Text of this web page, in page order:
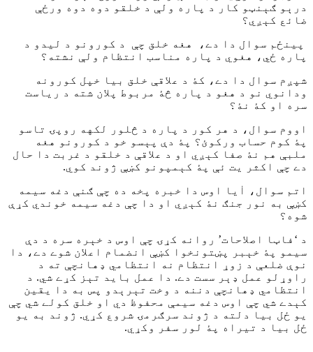
درېو ګېنټو کار د پاره ولې د خلقو دوه دوه ورځې
ضائع کېږي؟
پینځم سوال دا دے، هغه خلق چې د کورونو د لیدو د
پاره ځي، هغوي د پاره مناسب انتظام ولې نشته؟
شپږم سوال دا دے، کۀ د علاقې خلق بیا خپل کورونه
ودانوي نو د هغو د پاره څۀ مربوط پلان شته د ریاست
سره او کۀ نۀ؟
اووم سوال، د هر کور د پاره د څلور لکهه روپۍ تاسو
پۀ کوم حساب ورکوئ؟ پۀ دې پېسو خو د کورونو هغه
ملبې هم نۀ صفا کېږي او د علاقې د خلقو د غربت دا حال
دے چې اکثر یت ئې پۀ کېمپونو کښې ژوند کوي.
اتم سوال، اٰیا اوس دا خبره پخه ده چې ګنې دغه سیمه
کښې به نور جنګ نۀ کېږي او دا چې دغه سیمه خوندي کړې
شوه؟
د ‘فاټا اصلاحات’ روانه کړۍ چې اوس د خېره سره د دې
سیمو پۀ خېبر پښتونخوا کښې انضمام اعلان شوے دے، دا
نوې ضلعې د زوړ انتظام نه انتظامي ډهانچې ته د
راوړلو عمل ډېر سست دے. دا عمل باید تېز کړے شي. د
انتظامي ډهانچې دننه د وخت تېرېدو پس به دا یقین
کېدے شي چې اوس دغه سیمې محفوظ دي او خلق کولے شي چې
یو ځل بیا دلته د ژوند سرګرمۍ شروع کړي. ژوند به یو
ځل بیا د تیراه پۀ لور سفر وکړي.